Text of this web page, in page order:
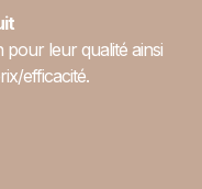
leur qualité ainsi
efficacité.